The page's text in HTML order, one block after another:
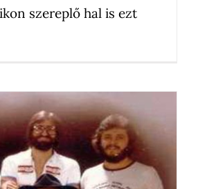
szereplő hal is ezt